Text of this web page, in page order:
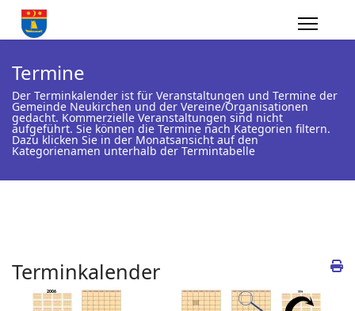
Termine
Der Terminkalender ist für Veranstaltungen und Termine der
Gemeinde Neukirchen und der Vereine/Organisationen
gedacht. Kommerzielle Veranstaltungen sind nicht
aufgeführt. Sie können die Termine nach Kategorien filtern.
Dazu klicken Sie in der Monatsansicht auf den
Kategorienamen unterhalb der Termintabelle
Terminkalender